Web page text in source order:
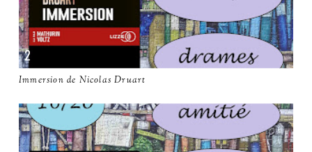
Immersion de Nicolas Druart